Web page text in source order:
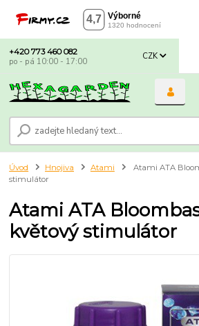
CZK
+420 773 460 082
po - pá 10:00 - 17:00
Úvod Hnojiva Atami
Atami ATA
stimulátor
Atami ATA
květový stimulátor